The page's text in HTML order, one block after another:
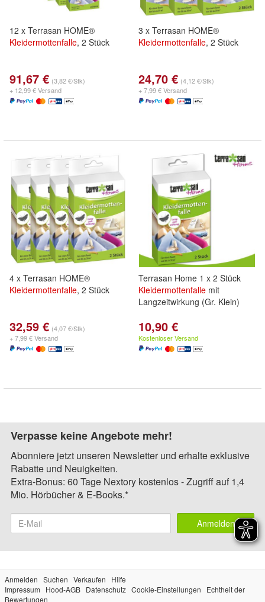
12 x Terrasan HOME®
Kleidermottenfalle, 2 Stück
91,67 € (3,82 €/Stk)
+ 12,99 € Versand
3 x Terrasan HOME®
Kleidermottenfalle, 2 Stück
24,70 € (4,12 €/Stk)
+ 7,99 € Versand
4 x Terrasan HOME®
Kleidermottenfalle, 2 Stück
32,59 € (4,07 €/Stk)
+ 7,99 € Versand
Terrasan Home 1 x 2 Stück
Kleidermottenfalle mit
Langzeitwirkung (Gr. Klein)
10,90 €
Kostenloser Versand
Verpasse keine Angebote mehr!
Abonniere jetzt unseren Newsletter und erhalte exklusive
Rabatte und Neuigkeiten.
Extra-Bonus: 60 Tage Nextory kostenlos - Zugriff auf 1,4
Mio. Hörbücher & E-Books.*
Anmelden
Anmelden Suchen Verkaufen
Hilfe
Impressum
Hood-AGB Datenschutz Cookie-Einstellungen
Echtheit der
Bewertungen